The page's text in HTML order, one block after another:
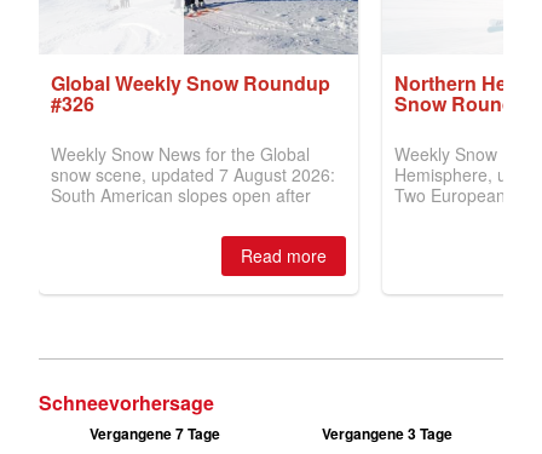
Schneevorhersage
Vergangene 7 Tage Vergangene 3 Tage